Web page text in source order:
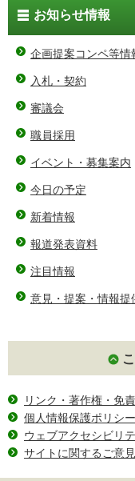
お知らせ情報
企画提案コンペ等情
入札・契約
審議会
職員採用
イベント・募集案内
今日の予定
新着情報
報道発表資料
注目情報
意見・提案・情報提
リンク・著作権・免
個人情報保護ポリシー
ウェブアクセシビリ
サイトに関するご意